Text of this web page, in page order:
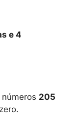
e 4
205